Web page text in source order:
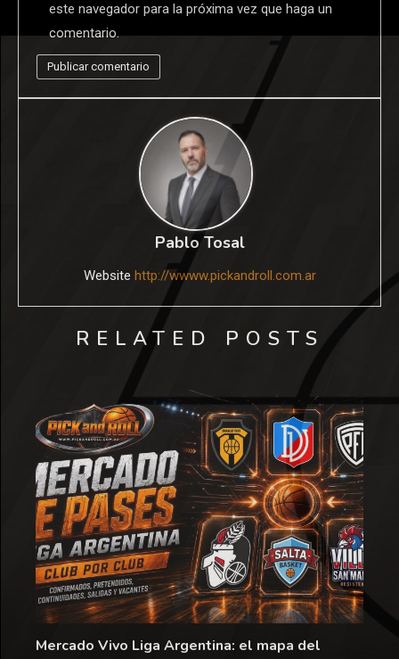
este navegador para la próxima vez que haga un
comentario.
Pablo Tosal
Website http://wwww.pickandroll.com.ar
RELATED POSTS
Mercado Vivo Liga Argentina: el mapa del